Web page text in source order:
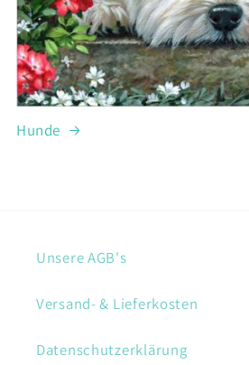
Hunde
Unsere AGB's
Versand- & Lieferkosten
Datenschutzerklärung